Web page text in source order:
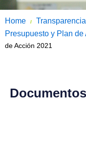
Home /
Presupuesto y Plan de
de Acción 2021
Documentos